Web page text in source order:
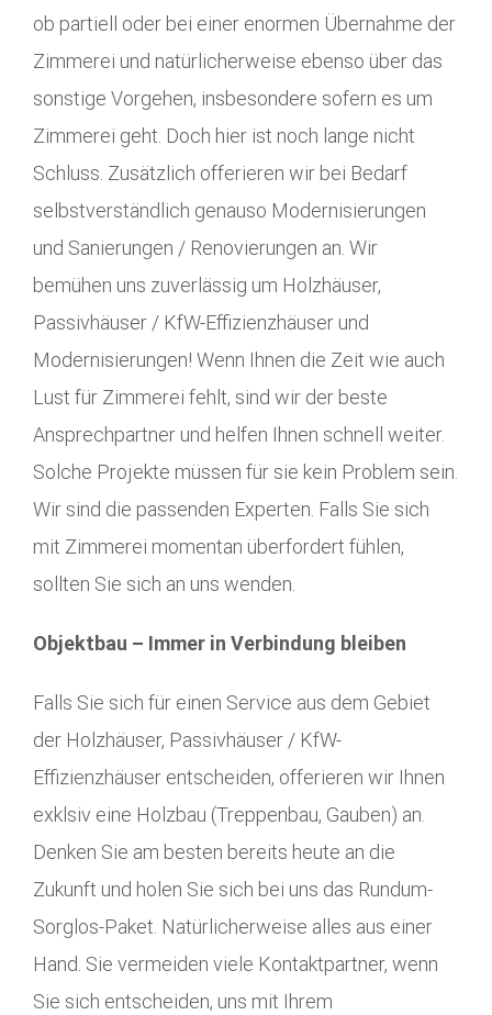
ob partiell oder bei einer enormen Übernahme der
Zimmerei und natürlicherweise ebenso über das
sonstige Vorgehen, insbesondere sofern es um
Zimmerei geht. Doch hier ist noch lange nicht
Schluss. Zusätzlich offerieren wir bei Bedarf
selbstverständlich genauso Modernisierungen
und Sanierungen / Renovierungen an. Wir
bemühen uns zuverlässig um Holzhäuser,
Passivhäuser / KfW-Effizienzhäuser und
Modernisierungen! Wenn Ihnen die Zeit wie auch
Lust für Zimmerei fehlt, sind wir der beste
Ansprechpartner und helfen Ihnen schnell weiter.
Solche Projekte müssen für sie kein Problem sein.
Wir sind die passenden Experten. Falls Sie sich
mit Zimmerei momentan überfordert fühlen,
sollten Sie sich an uns wenden.
Objektbau – Immer in Verbindung bleiben
Falls Sie sich für einen Service aus dem Gebiet
der Holzhäuser, Passivhäuser / KfW-
Effizienzhäuser entscheiden, offerieren wir Ihnen
exklsiv eine Holzbau (Treppenbau, Gauben) an.
Denken Sie am besten bereits heute an die
Zukunft und holen Sie sich bei uns das Rundum-
Sorglos-Paket. Natürlicherweise alles aus einer
Hand. Sie vermeiden viele Kontaktpartner, wenn
Sie sich entscheiden, uns mit Ihrem